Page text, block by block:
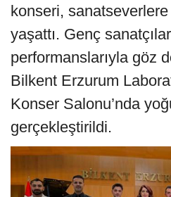
konseri,
yaşattı. Genç
performanslarıyla göz
Bilkent Erzurum
Konser Salonu’nda
gerçekleştirildi.